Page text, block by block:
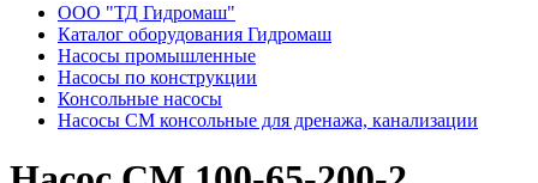
ООО "ТД Гидромаш"
Каталог оборудования Гидромаш
Насосы промышленные
Насосы по конструкции
Консольные насосы
Насосы СМ консольные для дренажа, канализации